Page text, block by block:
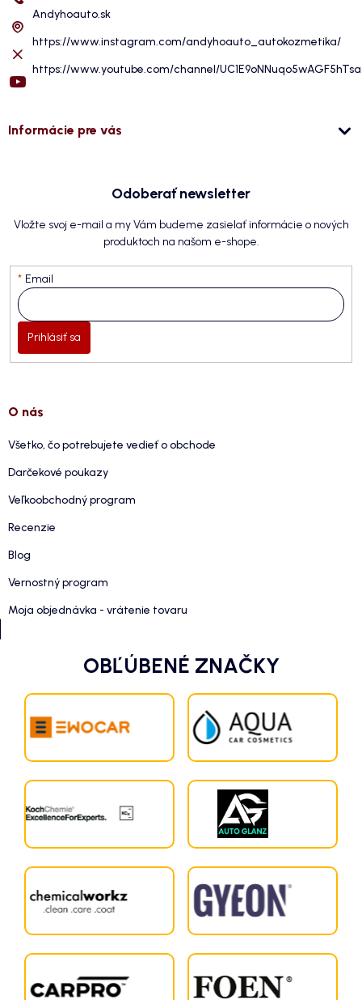
Andyhoauto.sk
https://www.instagram.com/andyhoauto_autokozmetika/
https://www.youtube.com/channel/
Informácie pre vás
Odoberať newsletter
Vložte svoj e-mail a my Vám budeme zasielať informácie o nových
produktoch na našom e-shope.
Email
Prihlásiť sa
O nás
Všetko, čo potrebujete vedieť o obchode
Darčekové poukazy
Veľkoobchodný program
Recenzie
Blog
Vernostný program
Moja objednávka - vrátenie tovaru
OBĽÚBENÉ ZNAČKY